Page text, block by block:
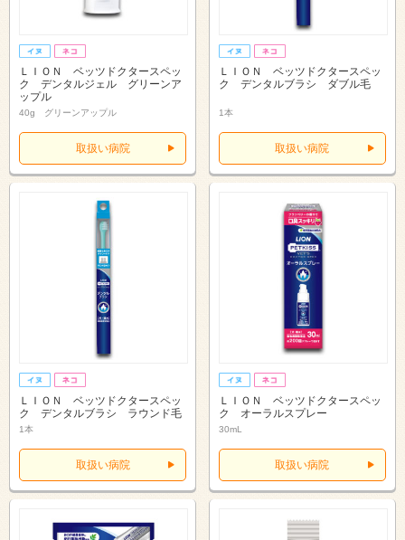
ＬＩＯＮ ベッツドクタースペッ
ク デンタルジェル グリーンア
ップル
40g グリーンアップル
取扱い病院
ＬＩＯＮ ベッツドクタースペッ
ク デンタルブラシ ダブル毛
1本
取扱い病院
ＬＩＯＮ ベッツドクタースペッ
ク デンタルブラシ ラウンド毛
1本
取扱い病院
ＬＩＯＮ ベッツドクタースペッ
ク オーラルスプレー
30mL
取扱い病院